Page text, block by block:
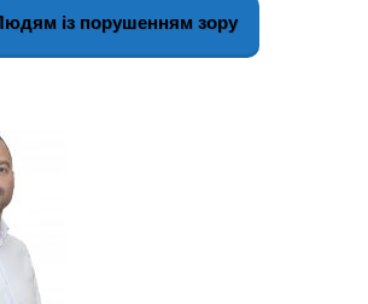
із порушенням зору